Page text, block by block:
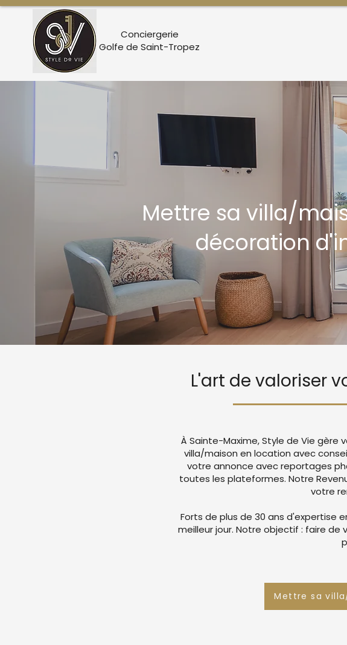
Conciergerie
Golfe de Saint-Tropez
Mettre sa villa/
décoration
L'art de valoriser
À Sainte-Maxime, Style de Vie gère
villa/maison en location avec
votre annonce avec reportages
toutes les plateformes. Notre
votre
Forts de plus de 30 ans d'expertise
meilleur jour. Notre objectif : faire
Mettre sa